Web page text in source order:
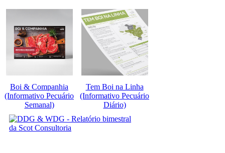
Boi & Companhia
(Informativo Pecuário
Semanal)
Tem Boi na Linha
(Informativo Pecuário
Diário)